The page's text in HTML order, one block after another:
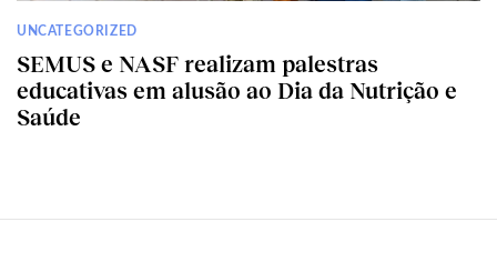
UNCATEGORIZED
SEMUS e NASF realizam palestras
educativas em alusão ao Dia da Nutrição e
Saúde